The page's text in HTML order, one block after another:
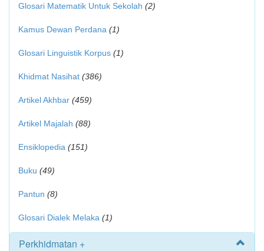
Glosari Matematik Untuk Sekolah (2)
Kamus Dewan Perdana (1)
Glosari Linguistik Korpus (1)
Khidmat Nasihat (386)
Artikel Akhbar (459)
Artikel Majalah (88)
Ensiklopedia (151)
Buku (49)
Pantun (8)
Glosari Dialek Melaka (1)
Perkhidmatan +